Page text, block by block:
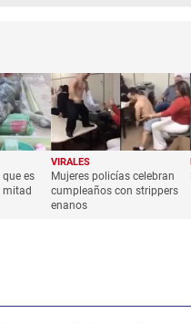
es
mitad
VIRALES
Mujeres policías celebran
cumpleaños con strippers
enanos